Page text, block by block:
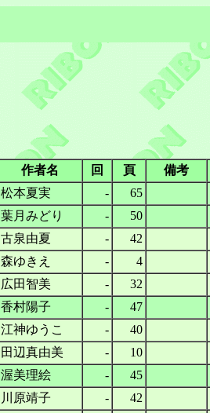
作者名 回 頁 備考
松本夏実 - 65
葉月みどり - 50
古泉由夏 - 42
森ゆきえ -
4
広田智美 -
32
香村陽子 - 47
江神ゆうこ - 40
田辺真由美 -
10
渥美理絵 - 45
川原靖子 - 42